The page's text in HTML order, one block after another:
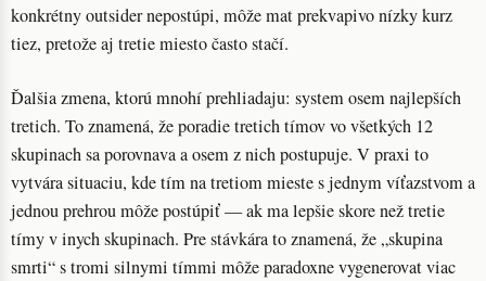
konkrétny outsider nepostúpi, môže mat prekvapivo nízky kurz
tiez, pretože aj tretie miesto často stačí.
Ďalšia zmena, ktorú mnohí prehliadaju: system osem najlepších
tretich. To znamená, že poradie tretich tímov vo všetkých 12
skupinach sa porovnava a osem z nich postupuje. V praxi to
vytvára situaciu, kde tím na tretiom mieste s jednym víťazstvom a
jednou prehrou môže postúpiť — ak ma lepšie skore než tretie
tímy v inych skupinach. Pre stávkára to znamená, že „skupina
smrti“ s tromi silnymi tímmi môže paradoxne vygenerovat viac